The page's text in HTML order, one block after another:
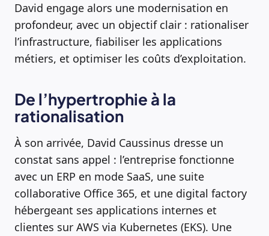
David engage alors une modernisation en
profondeur, avec un objectif clair : rationaliser
l’infrastructure, fiabiliser les applications
métiers, et optimiser les coûts d’exploitation.
De l’hypertrophie à la
rationalisation
À son arrivée, David Caussinus dresse un
constat sans appel : l’entreprise fonctionne
avec un ERP en mode SaaS, une suite
collaborative Office 365, et une digital factory
hébergeant ses applications internes et
clientes sur AWS via Kubernetes (EKS). Une